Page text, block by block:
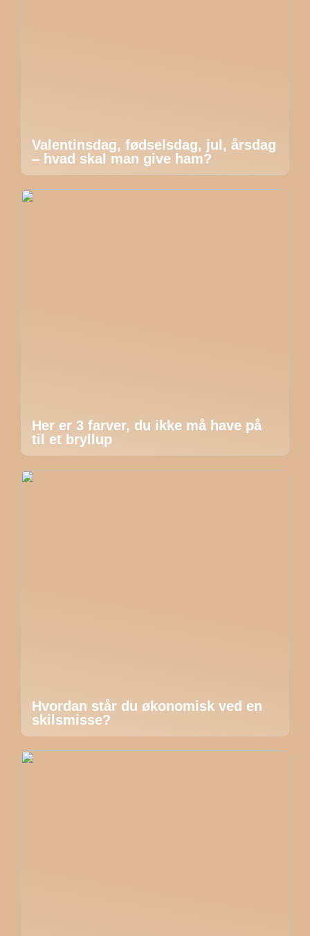
Valentinsdag, fødselsdag, jul, årsdag
– hvad skal man give ham?
Her er 3 farver, du ikke må have på
til et bryllup
Hvordan står du økonomisk ved en
skilsmisse?